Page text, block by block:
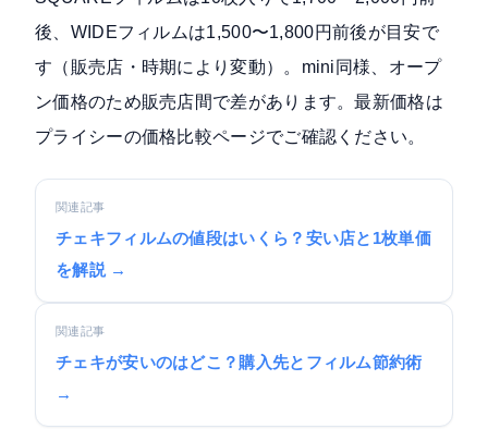
後、WIDEフィルムは1,500〜1,800円前後が目安で
す（販売店・時期により変動）。mini同様、オープ
ン価格のため販売店間で差があります。最新価格は
プライシーの価格比較ページでご確認ください。
関連記事
チェキフィルムの値段はいくら？安い店と1枚単価
を解説 →
関連記事
チェキが安いのはどこ？購入先とフィルム節約術
→